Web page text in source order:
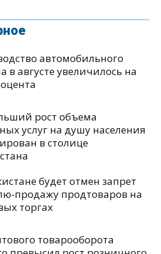
автомобильного
в августе увеличилось на
рост объема
услуг на душу населения
в столице
будет отмен запрет
продажу продтоваров на
торгах
товарооборота